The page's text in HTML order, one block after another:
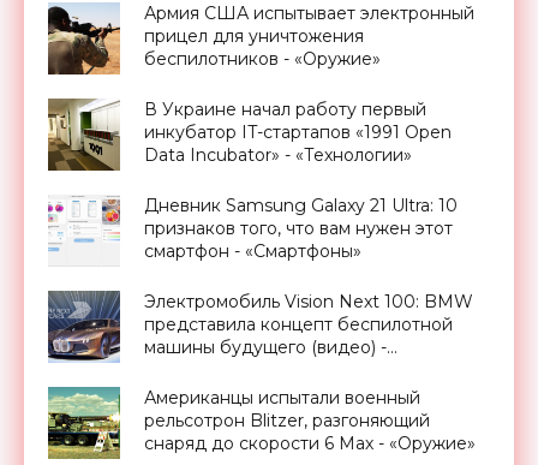
Армия США испытывает электронный
прицел для уничтожения
беспилотников - «Оружие»
В Украине начал работу первый
инкубатор IT-стартапов «1991 Open
Data Incubator» - «Технологии»
Дневник Samsung Galaxy 21 Ultra: 10
признаков того, что вам нужен этот
смартфон - «Смартфоны»
Электромобиль Vision Next 100: BMW
представила концепт беспилотной
машины будущего (видео) -
Американцы испытали военный
рельсотрон Blitzer, разгоняющий
снаряд до скорости 6 Мах - «Оружие»